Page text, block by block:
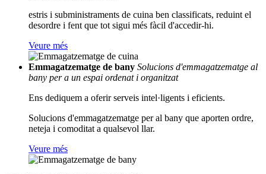
estris i subministraments de cuina ben classificats, reduint el
desordre i fent que tot sigui més fàcil d'accedir-hi.
Veure més
Emmagatzematge de bany Solucions d'emmagatzematge al
bany per a un espai ordenat i organitzat
Ens dediquem a oferir serveis intel·ligents i eficients.
Solucions d'emmagatzematge per al bany que aporten ordre,
neteja i comoditat a qualsevol llar.
Veure més